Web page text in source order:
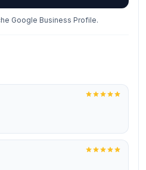
Google Business Profile.